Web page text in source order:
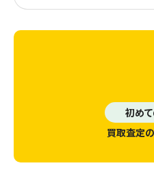
初め
買取査定